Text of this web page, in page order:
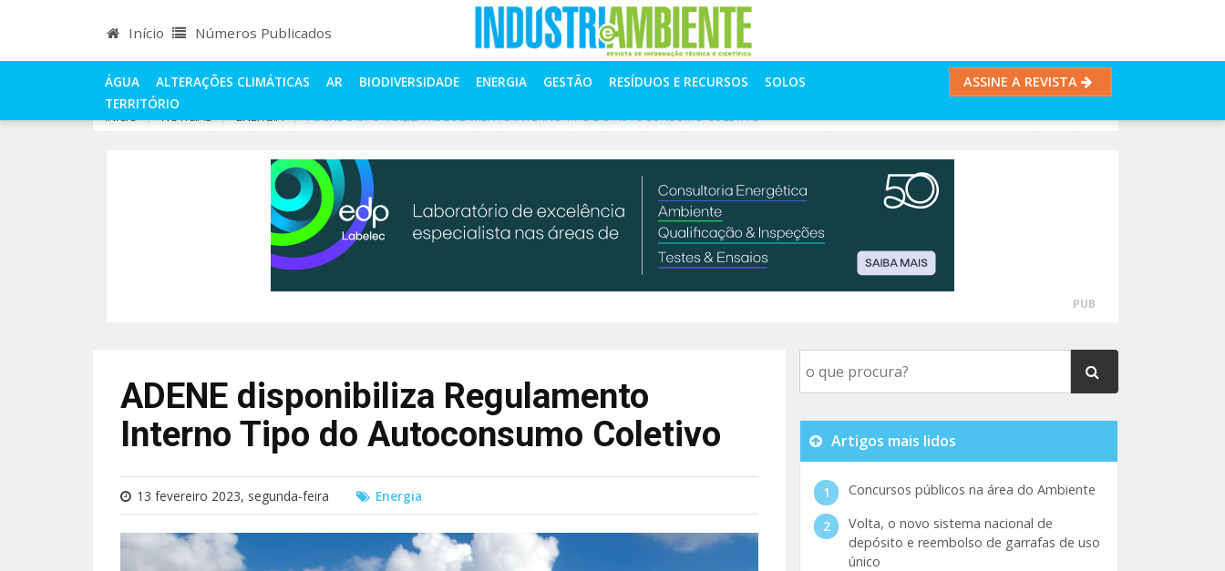
Início Números Publicados
ÁGUA ALTERAÇÕES CLIMÁTICAS AR BIODIVERSIDADE ENERGIA GESTÃO RESÍDUOS E RECURSOS
SOLOS
TERRITÓRIO
ASSINE A REVISTA
INÍCIO NOTÍCIAS ENERGIA ADENE DISPONIBILIZA REGULAMENTO INTERNO TIPO DO AUTOCONSUMO COLETIVO
PUB
ADENE disponibiliza Regulamento
Interno Tipo do Autoconsumo Coletivo
13 fevereiro 2023, segunda-feira Energia
Artigos mais lidos
Concursos públicos na área do Ambiente
Volta, o novo sistema nacional de
depósito e reembolso de garrafas de uso
único